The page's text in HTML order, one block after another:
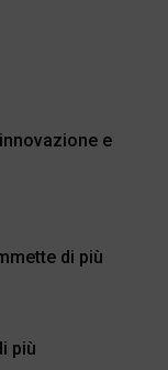
e
di più
più